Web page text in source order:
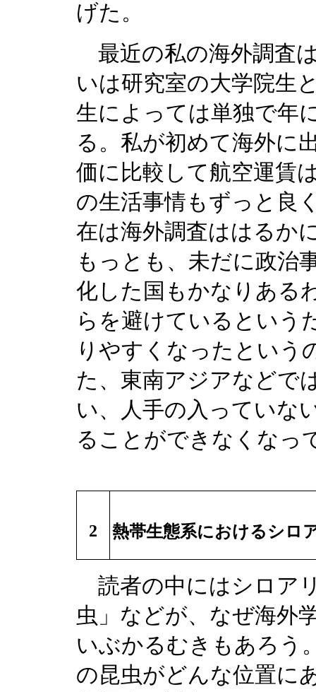
げた。
最近の私の海外調査
いは研究室の大学院生
生によっては単独で年
る。私が初めて海外に
価に比較して航空運賃
の生活事情もずっと良
在は海外調査ははるか
もっとも、未だに政治
化した国もかなりある
らを避けているという
りやすくなったという
た、東南アジアなどで
い、人手の入っていな
ることができなくなっ
2 熱帯生態系におけるシロ
読者の中にはシロア
虫」などが、なぜ海外
いぶかるむきもあろう
の昆虫がどんな位置に